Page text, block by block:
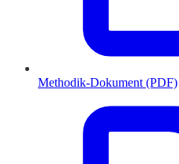
Methodik-Dokument (PDF)